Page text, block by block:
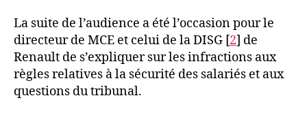
La suite de l’audience a été l’occasion pour le
directeur de MCE et celui de la DISG [2] de
Renault de s’expliquer sur les infractions aux
règles relatives à la sécurité des salariés et aux
questions du tribunal.